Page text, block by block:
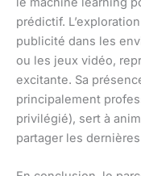
prédictif.
publicité dans les
ou les jeux vidéo,
excitante. Sa
principalement
privilégié), sert à
partager les